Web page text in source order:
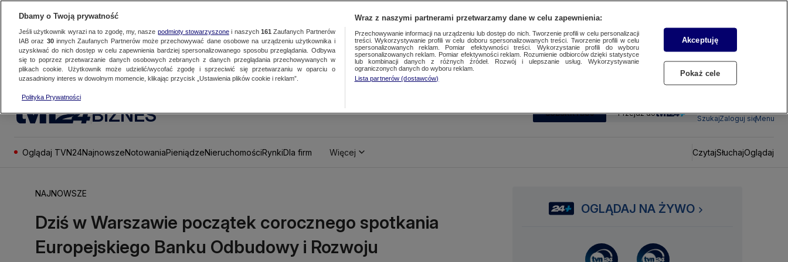
BIZNES SUBSKRYBUJ Przejdź do
SzukajZaloguj sięMenu
Oglądaj TVN24NajnowszeNotowaniaPieniądzeNieruchomościRynkiDla firm Więcej CzytajSłuchajOglądaj
NAJNOWSZE
Dziś w Warszawie początek corocznego spotkania
Europejskiego Banku Odbudowy i Rozwoju
OGLĄDAJ NA ŻYWO
Dbamy o Twoją prywatność
Jeśli użytkownik wyrazi na to zgodę, my, nasze podmioty stowarzyszonei naszych 161 Zaufanych Partnerów
IAB oraz 30innych Zaufanych Partnerów może przechowywać dane osobowe na urządzeniu użytkownika i
uzyskiwać do nich dostęp w celu zapewnienia bardziej spersonalizowanego sposobu przeglądania. Odbywa
się to poprzez przetwarzanie danych osobowych zebranych z danych przeglądania przechowywanych w
plikach cookie. Użytkownik może udzielić/wycofać zgodę i sprzeciwić się przetwarzaniu w oparciu o
uzasadniony interes w dowolnym momencie, klikając przycisk „Ustawienia plików cookie i reklam”.
Polityka Prywatności
Wraz z naszymi partnerami przetwarzamy dane w celu zapewnienia:
Przechowywanie informacji na urządzeniu lub dostęp do nich. Tworzenie profili w celu personalizacji
treści. Wykorzystywanie profili w celu doboru spersonalizowanych treści. Tworzenie profili w celu
spersonalizowanych reklam. Pomiar efektywności treści. Wykorzystanie profili do wyboru
spersonalizowanych reklam. Pomiar efektywności reklam. Rozumienie odbiorców dzięki statystyce
lub kombinacji danych z różnych źródeł. Rozwój i ulepszanie usług. Wykorzystywanie
ograniczonych danych do wyboru reklam.
Lista partnerów (dostawców)
Akceptuję
Pokaż cele